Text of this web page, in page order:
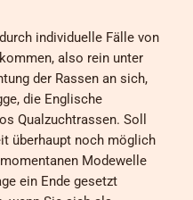
individuelle Fälle von
also rein unter
der Rassen an sich,
die Englische
Qualzuchtrassen. Soll
überhaupt noch möglich
Modewelle
ein Ende gesetzt